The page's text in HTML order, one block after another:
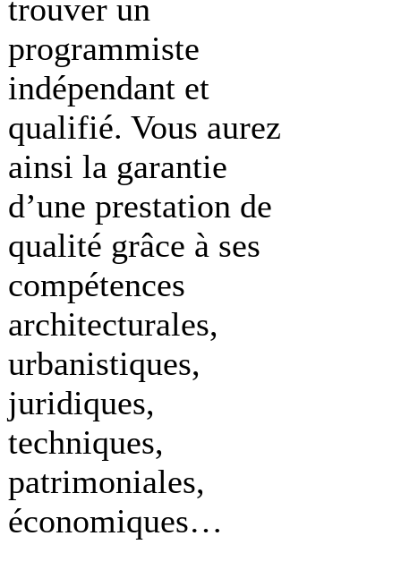
trouver un
programmiste
indépendant et
qualifié. Vous aurez
ainsi la garantie
d’une prestation de
qualité grâce à ses
compétences
architecturales,
urbanistiques,
juridiques,
techniques,
patrimoniales,
économiques…